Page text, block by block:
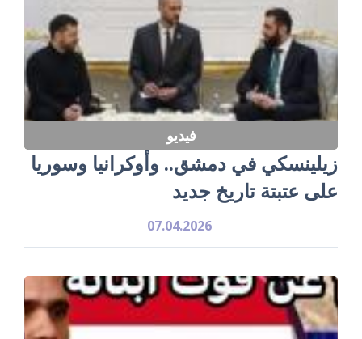
فيديو
زيلينسكي في دمشق.. وأوكرانيا وسوريا
على عتبتة تاريخ جديد
07.04.2026